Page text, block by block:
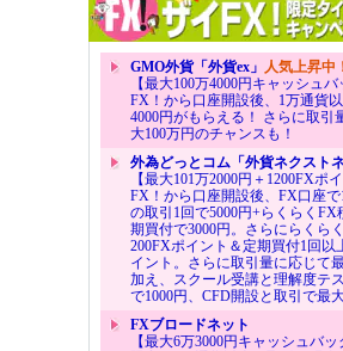
GMO外貨「外貨ex」 人気上昇中！
【最大100万4000円キャッシュ
FX！から口座開設後、1万通貨
4000円がもらえる！ さらに取引
大100万円のチャンスも！
外為どっとコム「外貨ネクストネ
【最大101万2000円＋1200FXポ
FX！から口座開設後、FX口座
の取引1回で5000円+らくらくFX
期買付で3000円。さらにらくら
200FXポイント＆定期買付1回以
イント。さらに取引量に応じて
加え、スクール受講と理解度テ
で1000円、CFD開設と取引で最大
FXブロードネット
【最大6万3000円キャッシュバ